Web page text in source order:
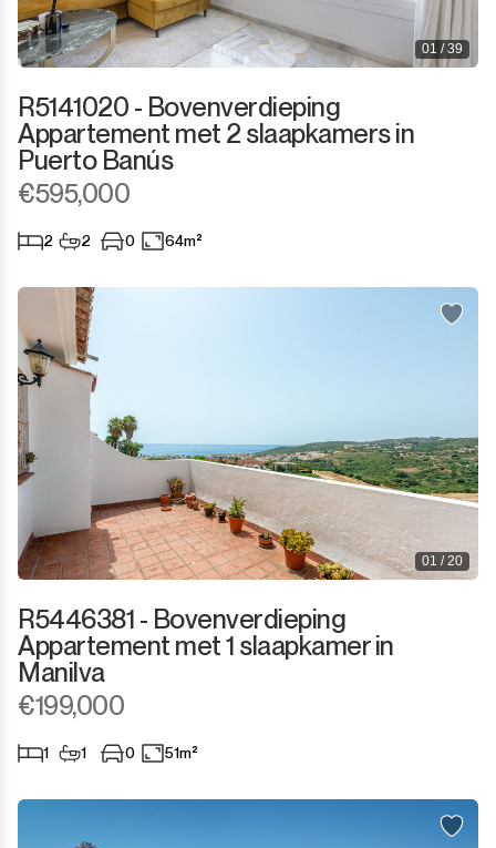
Sotogrande Marina
Torreguadiaro
Valle Romano
Castellar de la Frontera
Jimena de la Frontera
Tarifa
01 / 39
R5141020 - Bovenverdieping
Appartement met 2 slaapkamers in
Puerto Banús
€595,000
2 2 0 64m²
01 / 20
R5446381 - Bovenverdieping
Appartement met 1 slaapkamer in
Manilva
€199,000
1 1 0 51m²